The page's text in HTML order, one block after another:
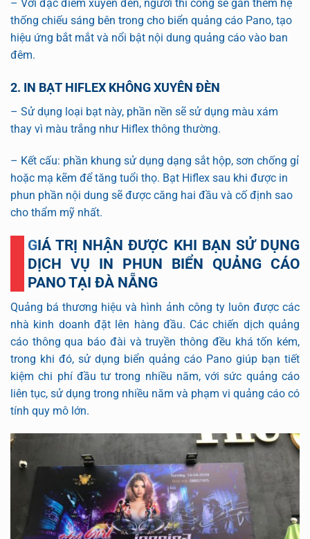
– Với đặc điểm xuyên đèn, người thi công sẽ gắn thêm hệ
thống chiếu sáng bên trong cho biển quảng cáo Pano, tạo
hiệu ứng bắt mắt và nổi bật nội dung quảng cáo vào ban
đêm.
2. IN BẠT HIFLEX KHÔNG XUYÊN ĐÈN
– Sử dụng loại bạt này, phần nền sẽ sử dụng màu xám
thay vì màu trắng như Hiflex thông thường.
– Kết cấu: phần khung sử dụng dạng sắt hộp, sơn chống gỉ
hoặc mạ kẽm để tăng tuổi thọ. Bạt Hiflex sau khi được in
phun phần nội dung sẽ được căng hai đầu và cố định sao
cho thẩm mỹ nhất.
GIÁ TRỊ NHẬN ĐƯỢC KHI BẠN SỬ DỤNG
DỊCH VỤ IN PHUN BIỂN QUẢNG CÁO
PANO TẠI ĐÀ NẴNG
Quảng bá thương hiệu và hình ảnh công ty luôn được các
nhà kinh doanh đặt lên hàng đầu. Các chiến dịch quảng
cáo thông qua báo đài và truyền thông đều khá tốn kém,
trong khi đó, sử dụng biển quảng cáo Pano giúp bạn tiết
kiệm chi phí đầu tư trong nhiều năm, với sức quảng cáo
liên tục, sử dụng trong nhiều năm và phạm vi quảng cáo có
tính quy mô lớn.